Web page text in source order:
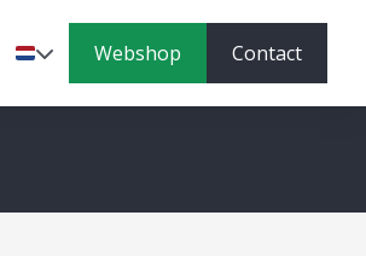
Taal Webshop Contact